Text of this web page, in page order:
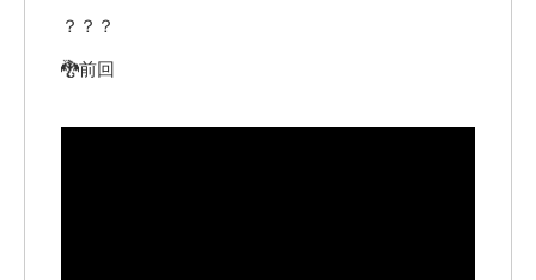
？？？
🐉前回